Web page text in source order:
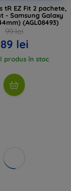
tR EZ Fit 2 pachete,
- Samsung Galaxy
(AGL08493)
99 lei
89 lei
produs în stoc